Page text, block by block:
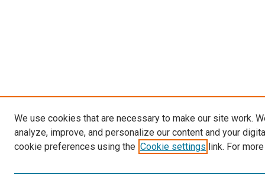
We use cookies that are necessary to make our site work.
analyze, improve, and personalize our content and your
cookie preferences using the Cookie settings link. For